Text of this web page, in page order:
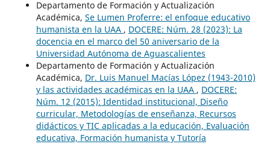
Departamento de Formación y Actualización
Académica, Se Lumen Proferre: el enfoque educativo
humanista en la UAA , DOCERE: Núm. 28 (2023): La
docencia en el marco del 50 aniversario de la
Universidad Autónoma de Aguascalientes
Departamento de Formación y Actualización
Académica, Dr. Luis Manuel Macías López (1943-2010)
y las actividades académicas en la UAA , DOCERE:
Núm. 12 (2015): Identidad institucional, Diseño
curricular, Metodologías de enseñanza, Recursos
didácticos y TIC aplicadas a la educación, Evaluación
educativa, Formación humanista y Tutoría